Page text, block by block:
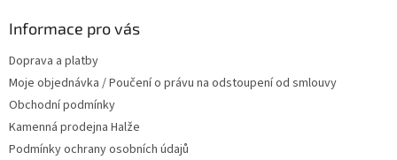
Informace pro vás
Doprava a platby
Moje objednávka / Poučení o právu na odstoupení od smlouvy
Obchodní podmínky
Kamenná prodejna Halže
Podmínky ochrany osobních údajů